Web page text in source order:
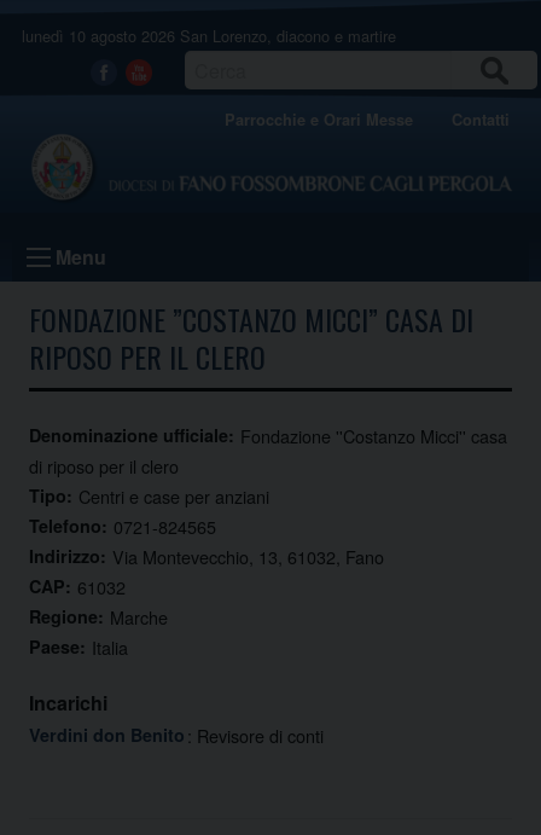
lunedì 10 agosto 2026 San Lorenzo, diacono e martire
Facebook
Youtube
Parrocchie e Orari Messe Contatti
Menu
FONDAZIONE ”COSTANZO MICCI” CASA DI
RIPOSO PER IL CLERO
Denominazione ufficiale: Fondazione ''Costanzo Micci'' casa
di riposo per il clero
Tipo: Centri e case per anziani
Telefono: 0721-824565
Indirizzo: Via Montevecchio, 13, 61032, Fano
CAP: 61032
Regione: Marche
Paese: Italia
Incarichi
Verdini don Benito : Revisore di conti